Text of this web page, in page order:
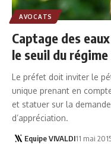
AVOCATS
Captage des
le seuil du
Le préfet doit inviter le
unique prenant en
et statuer sur la
d’appréciation.
Equipe VIVALDI11 mai